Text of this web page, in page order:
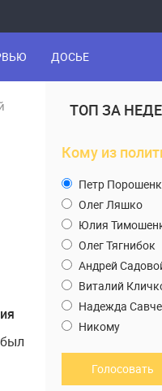
ДОСЬЕ
ТОП ЗА
Кому из
Петр
Олег Ляшко
Юлия
Олег Тягнибок
Андрей
Виталий
Надежда
Никому
Голосовать